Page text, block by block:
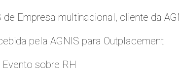
de Empresa multinacional, cliente da
pela AGNIS para Outplacement
Evento sobre RH